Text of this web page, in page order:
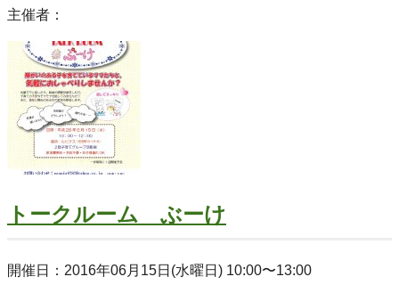
主催者：
トークルーム ぶーけ
開催日：2016年06月15日(水曜日) 10:00〜13:00